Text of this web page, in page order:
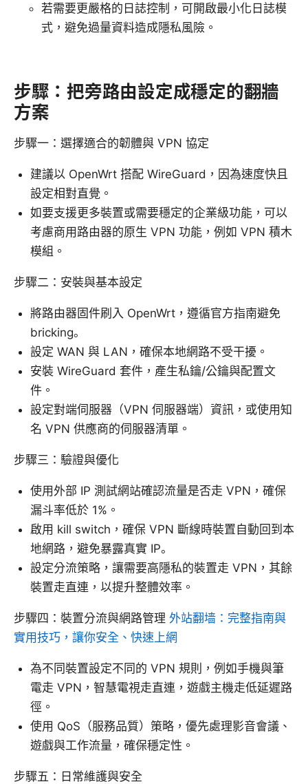
若需要更嚴格的日誌控制，可開啟最小化日誌模
式，避免過量資料造成隱私風險。
步驟：把旁路由設定成穩定的翻牆
方案
步驟一：選擇適合的韌體與 VPN 協定
建議以 OpenWrt 搭配 WireGuard，因為速度快且
設定相對直覺。
如要支援更多裝置或需要穩定的企業級功能，可以
考慮商用路由器的原生 VPN 功能，例如 VPN 積木
模組。
步驟二：安裝與基本設定
將路由器固件刷入 OpenWrt，遵循官方指南避免
bricking。
設定 WAN 與 LAN，確保本地網路不受干擾。
安裝 WireGuard 套件，產生私鑰/公鑰與配置文
件。
設定對端伺服器（VPN 伺服器端）資訊，或使用知
名 VPN 供應商的伺服器清單。
步驟三：驗證與優化
使用外部 IP 測試網站確認流量是否走 VPN，確保
漏斗率低於 1%。
啟用 kill switch，確保 VPN 斷線時裝置自動回到本
地網路，避免暴露真實 IP。
設定分流策略，讓需要高隱私的裝置走 VPN，其餘
裝置走直連，以提升整體效率。
步驟四：裝置分流與網路管理 外站翻墙：完整指南與
實用技巧，讓你安全、快速上網
為不同裝置設定不同的 VPN 規則，例如手機與筆
電走 VPN，智慧電視走直連，遊戲主機走低延遲路
徑。
使用 QoS（服務品質）策略，優先處理影音會議、
遊戲與工作流量，確保穩定性。
步驟五：日常維護與安全